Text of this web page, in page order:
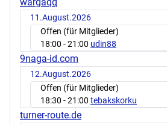
11.August.2026
Offen (für Mitglieder)
18:00 - 21:00 udin88
9naga-id.com
12.August.2026
Offen (für Mitglieder)
18:30 - 21:00 tebakskorku
turner-route.de